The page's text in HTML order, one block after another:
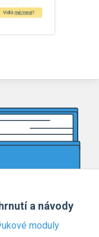
a návody
moduly